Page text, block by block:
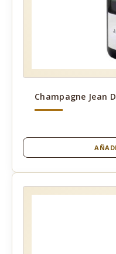
Champagne Jean